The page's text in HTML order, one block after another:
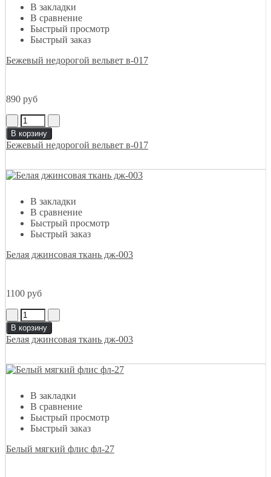
В закладки
В сравнение
Быстрый просмотр
Быстрый заказ
Бежевый недорогой вельвет в-017
890 руб
В корзину
Бежевый недорогой вельвет в-017
В закладки
В сравнение
Быстрый просмотр
Быстрый заказ
Белая джинсовая ткань дж-003
1100 руб
В корзину
Белая джинсовая ткань дж-003
В закладки
В сравнение
Быстрый просмотр
Быстрый заказ
Белый мягкий флис фл-27